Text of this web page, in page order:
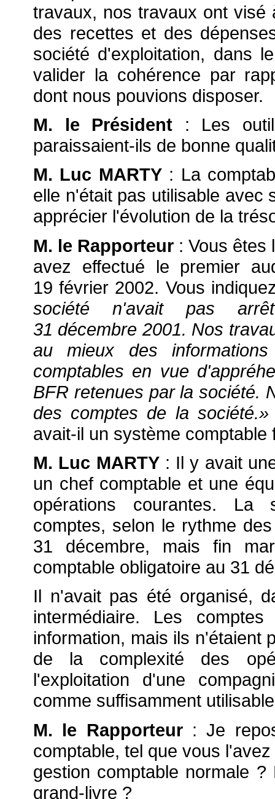
travaux, nos travaux ont visé
des recettes et des
société d'exploitation, dans
valider la cohérence par
dont nous pouvions disposer.
M. le Président : Les
paraissaient-ils de bonne
M. Luc MARTY: La
elle n'était pas utilisable avec
apprécier l'évolution de la
M. le Rapporteur : Vous êtes
avez effectué le premier
19 février 2002. Vous
société n'avait pas
31 décembre 2001. Nos
au mieux des
comptables en vue
BFR retenues par la société.
des comptes de la
avait-il un système comptable
M. Luc MARTY: Il y avait
un chef comptable et une
opérations courantes. La
comptes, selon le rythme
31 décembre, mais fin
comptable obligatoire au 31
Il n'avait pas été organisé,
intermédiaire. Les
information, mais ils n'étaient
de la complexité des
l'exploitation d'une
comme suffisamment
M. le Rapporteur: Je
comptable, tel que vous
gestion comptable normale
grand-livre ?